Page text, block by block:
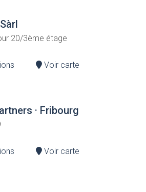
20/3ème étage
Voir carte
· Fribourg
Voir carte